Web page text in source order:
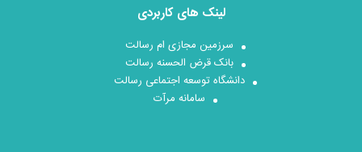
لینک های کاربردی
سرزمین مجازی ام رسالت
بانک قرض الحسنه رسالت
دانشگاه توسعه اجتماعی رسالت
سامانه مرآت